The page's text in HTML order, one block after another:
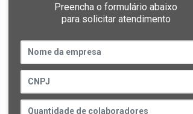
Preencha o formulário abaixo
para solicitar atendimento